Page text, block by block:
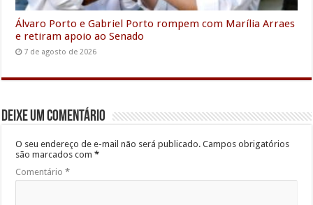
Álvaro Porto e Gabriel Porto rompem com Marília Arraes
e retiram apoio ao Senado
7 de agosto de 2026
Deixe um comentário
O seu endereço de e-mail não será publicado. Campos obrigatórios
são marcados com*
Comentário*